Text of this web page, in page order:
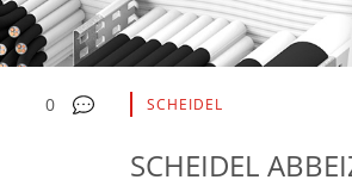
0 SCHEIDEL
SCHEIDEL